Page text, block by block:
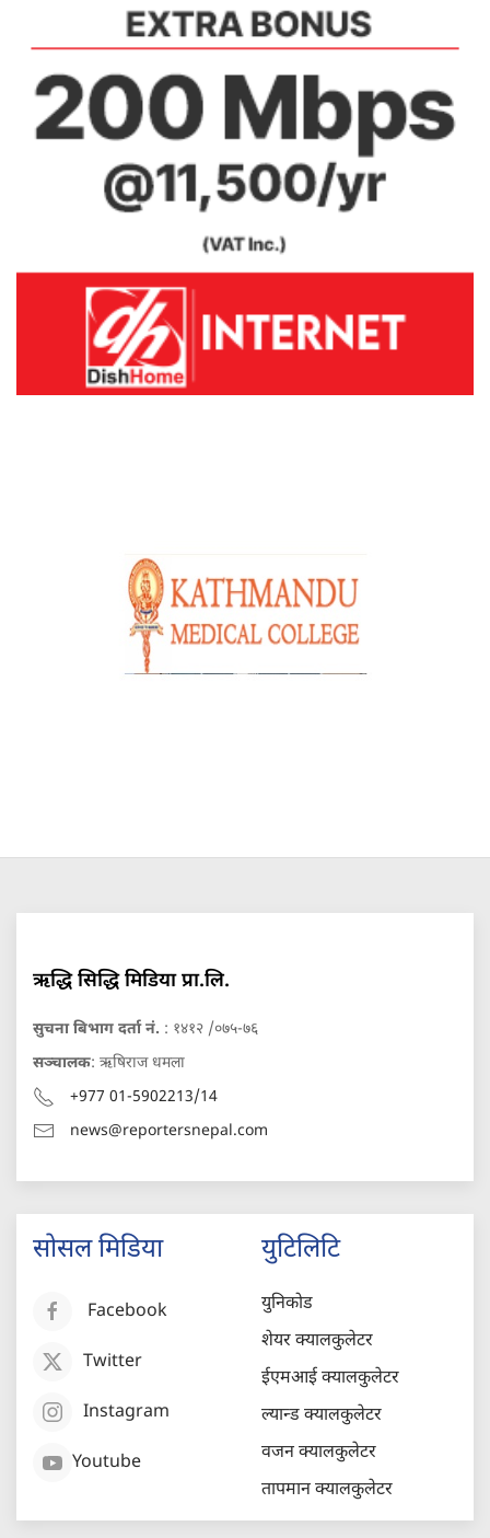
ऋद्धि सिद्धि मिडिया प्रा.लि.
सुचना बिभाग दर्ता नं. : १४१२ /०७५-७६
सञ्चालक: ऋषिराज धमला
+977 01-5902213/14
news@reportersnepal.com
सोसल मिडिया
Facebook
Twitter
Instagram
Youtube
युटिलिटि
युनिकोड
शेयर क्यालकुलेटर
ईएमआई क्यालकुलेटर
ल्यान्ड क्यालकुलेटर
वजन क्यालकुलेटर
तापमान क्यालकुलेटर